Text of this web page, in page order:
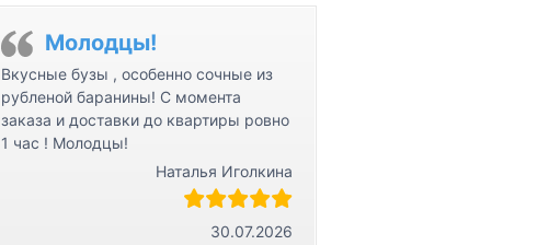
Молодцы!
Вкусные бузы , особенно сочные из
рубленой баранины! С момента
заказа и доставки до квартиры ровно
1 час ! Молодцы!
Наталья Иголкина
30.07.2026